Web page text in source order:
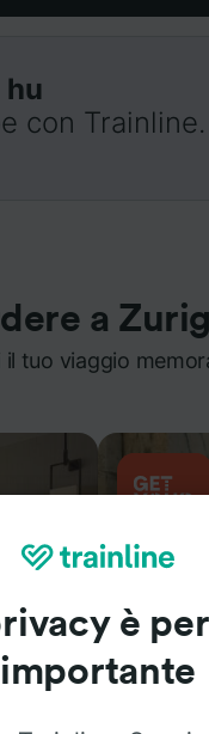
hu
con
a
il tuo viaggio
è
importante